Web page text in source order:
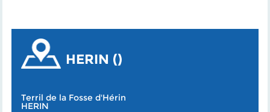
HERIN ()
Terril de la Fosse d'Hérin
HERIN